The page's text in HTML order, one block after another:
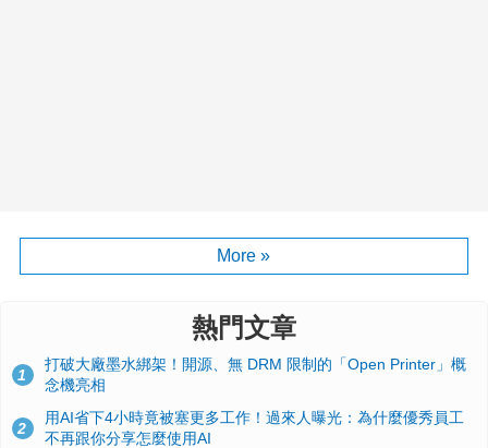
More »
熱門文章
1
打破大廠墨水綁架！開源、無 DRM 限制的「Open Printer」概
念機亮相
2
用AI省下4小時竟被塞更多工作！過來人曝光：為什麼優秀員工
不再跟你分享怎麼使用AI